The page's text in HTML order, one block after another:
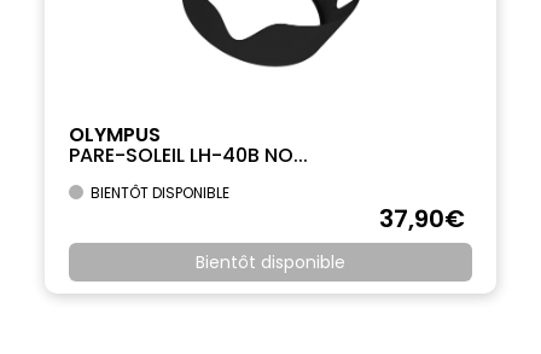
OLYMPUS
PARE-SOLEIL LH-40B NO...
BIENTÔT DISPONIBLE
37,90€
Bientôt disponible